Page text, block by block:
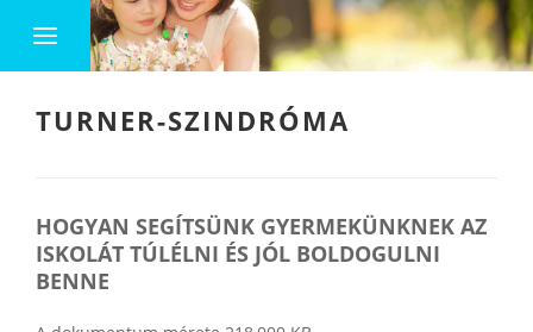
TURNER-SZINDRÓMA
HOGYAN SEGÍTSÜNK GYERMEKÜNKNEK AZ
ISKOLÁT TÚLÉLNI ÉS JÓL BOLDOGULNI
BENNE